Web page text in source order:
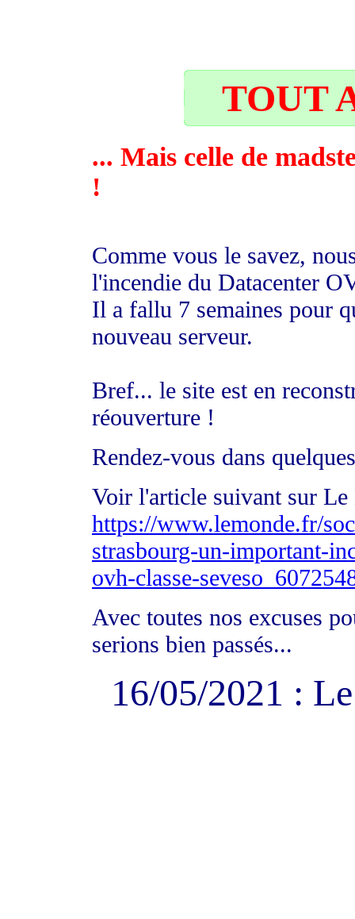
TOUT
... Mais celle de
!
Comme vous le savez,
l'incendie du Datacenter
Il a fallu 7 semaines pour
nouveau serveur.
Bref... le site est en
réouverture !
Rendez-vous dans
Voir l'article suivant sur
https://www.lemonde.fr/
strasbourg-un-important-
ovh-classe-
Avec toutes nos excuses
serions bien passés...
16/05/2021 :